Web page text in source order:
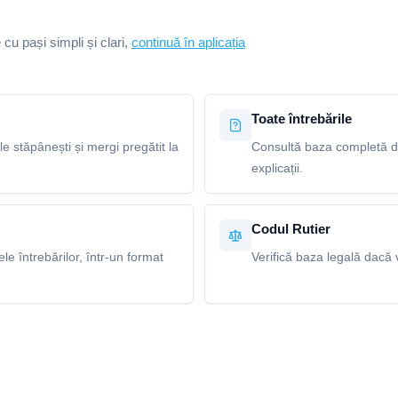
cu pași simpli și clari, continuă în aplicația
stăpânești și mergi pregătit la
Toate întrebările
Consultă baza completă
explicații.
întrebărilor, într-un format
Codul Rutier
Verifică baza legală